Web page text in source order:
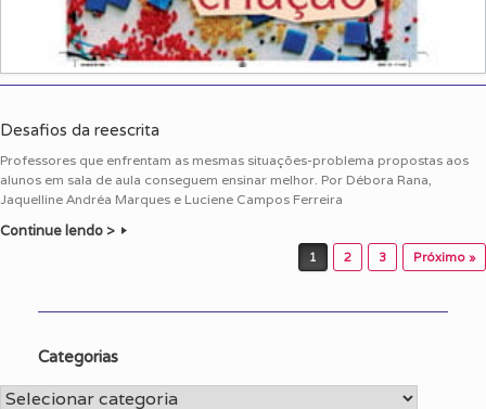
Desafios da reescrita
Professores que enfrentam as mesmas situações-problema propostas aos
alunos em sala de aula conseguem ensinar melhor. Por Débora Rana,
Jaquelline Andréa Marques e Luciene Campos Ferreira
Continue lendo >
1 2 3 Próximo »
Categorias
Categorias